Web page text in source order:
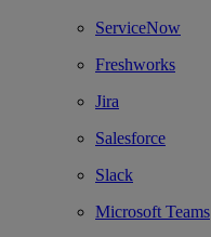
ServiceNow
Freshworks
Jira
Salesforce
Slack
Microsoft Teams